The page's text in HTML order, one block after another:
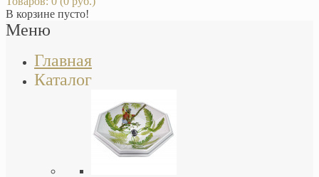
В корзине пусто!
Меню
Главная
Каталог